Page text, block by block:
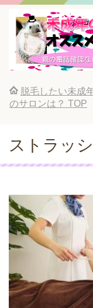
脱毛したい未成
のサロンは？ TOP
ストラッ